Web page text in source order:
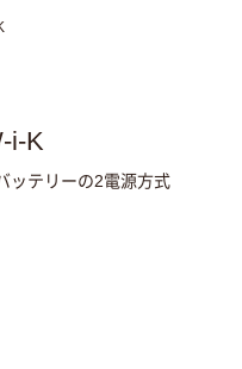
i-K
ッテリーの2電源方式